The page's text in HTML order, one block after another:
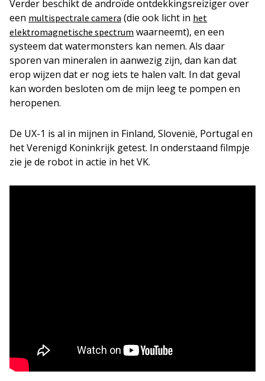
Verder beschikt de androïde ontdekkingsreiziger over
een multispectrale camera (die ook licht in het
elektromagnetische spectrum waarneemt), en een
systeem dat watermonsters kan nemen. Als daar
sporen van mineralen in aanwezig zijn, dan kan dat
erop wijzen dat er nog iets te halen valt. In dat geval
kan worden besloten om de mijn leeg te pompen en
heropenen.
De UX-1 is al in mijnen in Finland, Slovenië, Portugal en
het Verenigd Koninkrijk getest. In onderstaand filmpje
zie je de robot in actie in het VK.